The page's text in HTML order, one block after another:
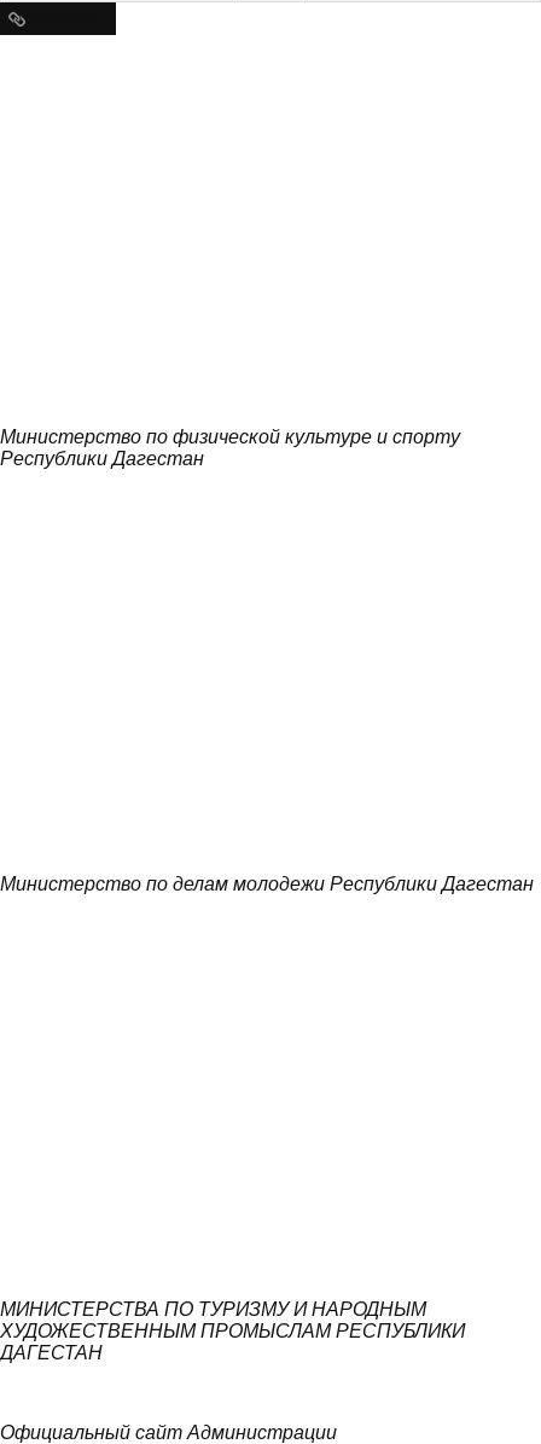
Министерство по физической культуре и спорту
Республики Дагестан
Министерство по делам молодежи Республики Дагестан
МИНИСТЕРСТВА ПО ТУРИЗМУ И НАРОДНЫМ
ХУДОЖЕСТВЕННЫМ ПРОМЫСЛАМ РЕСПУБЛИКИ
ДАГЕСТАН
Официальный сайт Администрации